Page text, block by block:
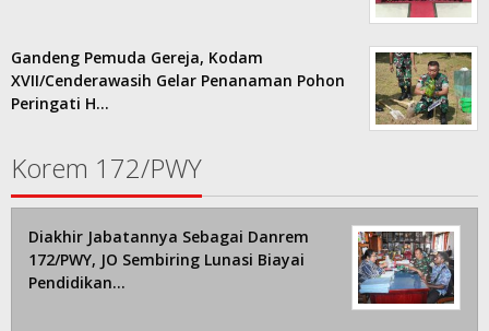
Gandeng Pemuda Gereja, Kodam
XVII/Cenderawasih Gelar Penanaman Pohon
Peringati H…
Korem 172/PWY
Diakhir Jabatannya Sebagai Danrem
172/PWY, JO Sembiring Lunasi Biayai
Pendidikan…